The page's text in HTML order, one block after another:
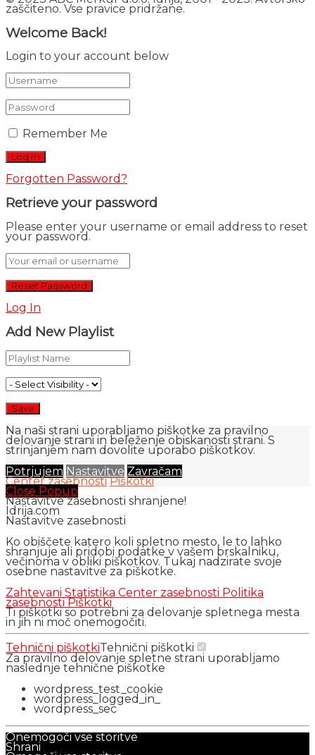
zaščiteno. Vse pravice pridržane.
Welcome Back!
Login to your account below
Remember Me
Forgotten Password?
Retrieve your password
Please enter your username or email address to reset
your password.
Log In
Add New Playlist
Na naši strani uporabljamo piškotke za pravilno
delovanje strani in beleženje obiskanosti strani. S
strinjanjem nam dovolite uporabo piškotkov.
Potrjujem Nastavitve Zavračam
Center zasebnosti Piškotki
Close Popup
Nastavitve zasebnosti shranjene!
Idrija.com
Nastavitve zasebnosti
Ko obiščete katero koli spletno mesto, le to lahko
shranjuje ali pridobi podatke v vašem brskalniku,
večinoma v obliki piškotkov. Tukaj nadzirate svoje
osebne nastavitve za piškotke.
Zahtevani Statistika Center zasebnosti Politika
zasebnosti Piškotki
Ti piškotki so potrebni za delovanje spletnega mesta
in jih ni moč onemogočiti.
Tehnični piškotkiTehnični piškotki
Za pravilno delovanje spletne strani uporabljamo
naslednje tehnične piškotke
wordpress_test_cookie
wordpress_logged_in_
wordpress_sec
Onemogoči vse storitve
Shrani